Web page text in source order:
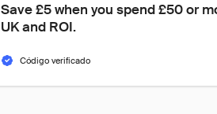
Save £5 when you spend £50 or
UK and ROI.
Código verificado